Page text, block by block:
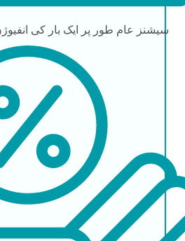
سیشنز عام طور پر ایک بار کی